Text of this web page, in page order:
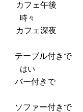
カフェ午後
時々
カフェ深夜
テーブル付きで
はい
バー付きで
ソファー付きで